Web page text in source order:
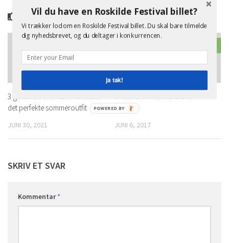
YOU MAY ALSO LIKE...
3 gode råd til at sammensætte
det perfekte sommeroutfit
JUNI 30, 2021
3 festivaler man bare skal
opleve
JUNI 6, 2017
SKRIV ET SVAR
Kommentar*
Vil du have en Roskilde Festival billet?
Vi trækker lod om en Roskilde Festival billet. Du skal bare tilmelde
dig nyhedsbrevet, og du deltager i konkurrencen.
ja tak!
POWERED BY